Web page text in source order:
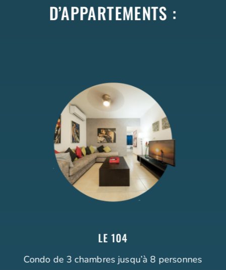
D’APPARTEMENTS :
LE 104
Condo de 3 chambres jusqu’à 8 personnes